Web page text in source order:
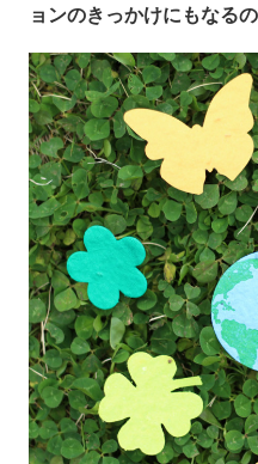
ョンのきっかけにもなる